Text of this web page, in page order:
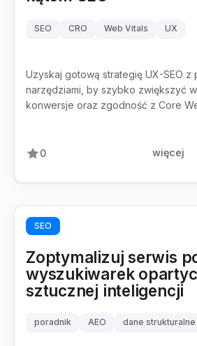
SEO CRO Web Vitals UX
Uzyskaj gotową strategię UX-SEO z
narzędziami, by szybko zwiększyć
konwersje oraz zgodność z Core
0 więcej
SEO
Zoptymalizuj serwis
wyszukiwarek
sztucznej inteligencji
poradnik AEO dane strukturalne